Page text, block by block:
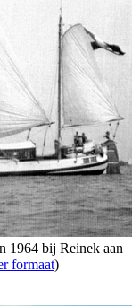
1964 bij Reinek aan
formaat)